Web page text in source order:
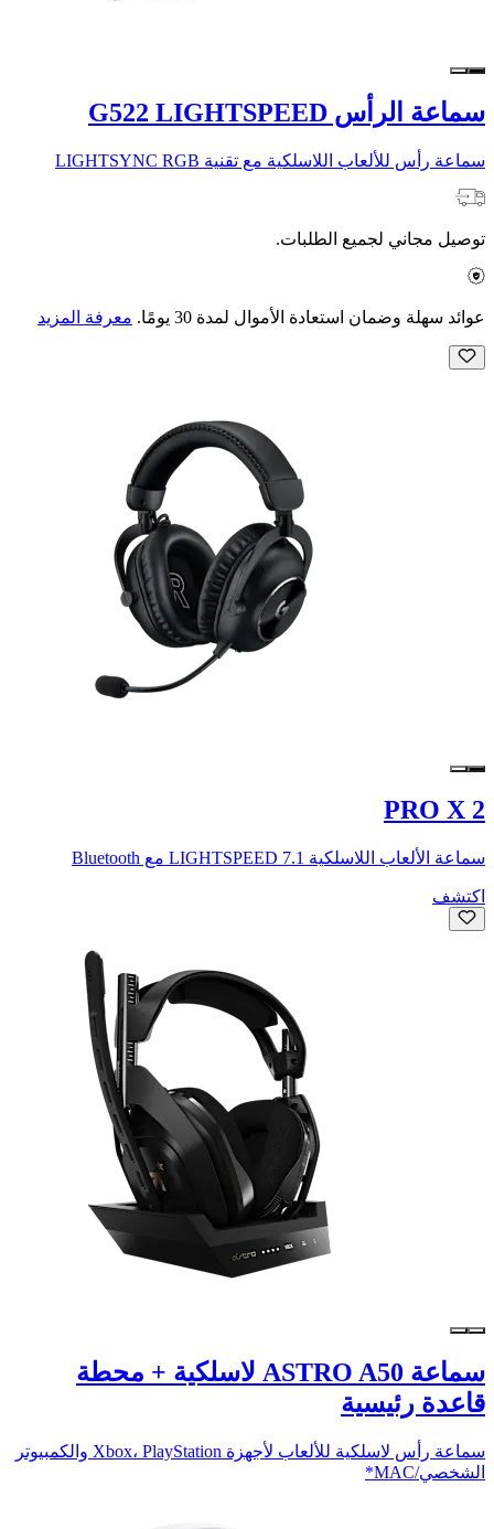
سماعة الرأس G522 LIGHTSPEED
سماعة رأس للألعاب اللاسلكية مع تقنية LIGHTSYNC RGB
توصيل مجاني لجميع الطلبات.
عوائد سهلة وضمان استعادة الأموال لمدة 30 يومًا. معرفة المزيد
PRO X 2
سماعة الألعاب اللاسلكية LIGHTSPEED 7.1 مع Bluetooth
اكتشف
سماعة ASTRO A50 لاسلكية + محطة
قاعدة رئيسية
سماعة رأس لاسلكية للألعاب لأجهزة Xbox، PlayStation والكمبيوتر
الشخصي/MAC*